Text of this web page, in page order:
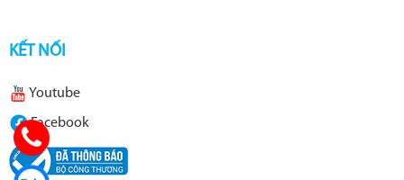
KẾT NỐI
Youtube
Facebook